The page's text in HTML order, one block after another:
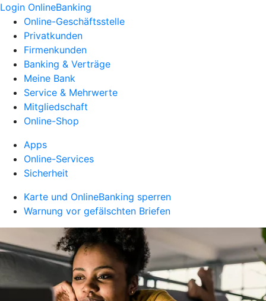
Login OnlineBanking
Online-Geschäftsstelle
Privatkunden
Firmenkunden
Banking & Verträge
Meine Bank
Service & Mehrwerte
Mitgliedschaft
Online-Shop
Apps
Online-Services
Sicherheit
Karte und OnlineBanking sperren
Warnung vor gefälschten Briefen